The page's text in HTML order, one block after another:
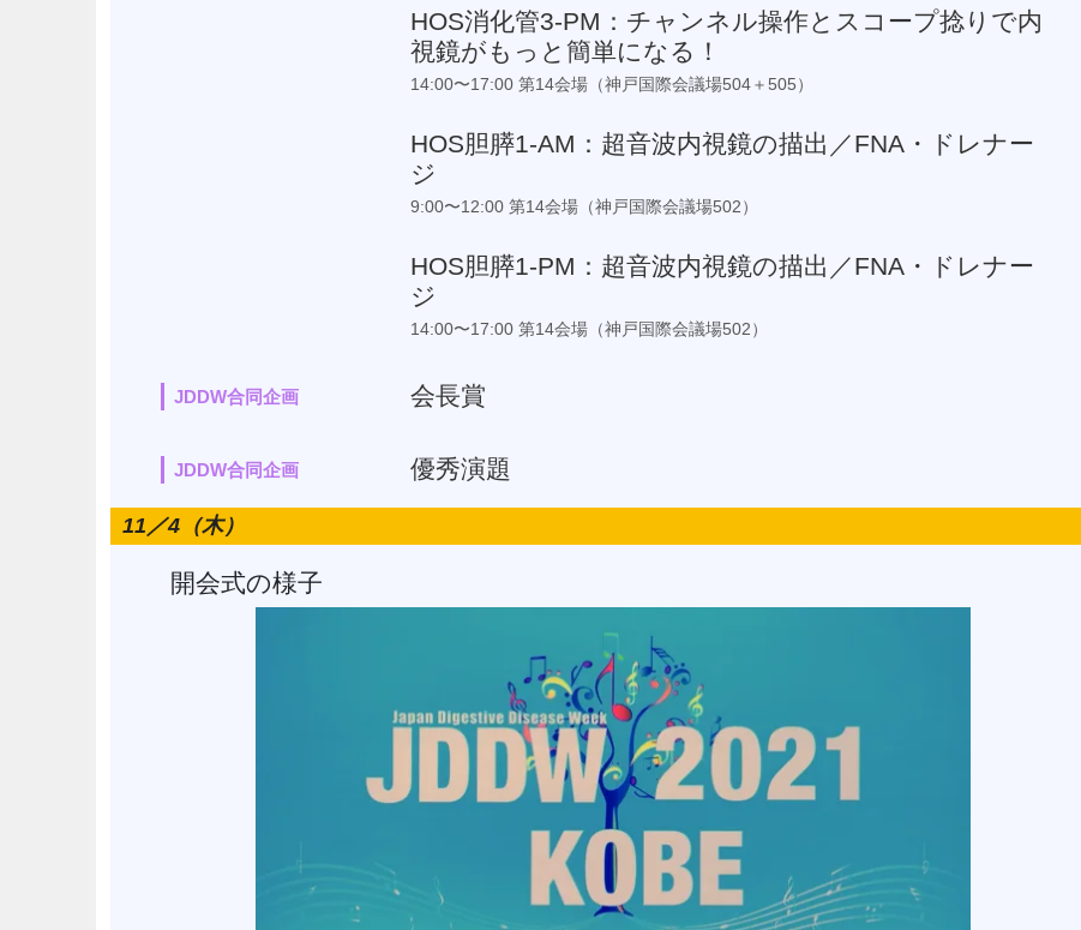
HOS消化管3-PM：チャンネル操作とスコープ捻りで内
視鏡がもっと簡単になる！
14:00〜17:00 第14会場（神戸国際会議場504＋505）
HOS胆膵1-AM：超音波内視鏡の描出／FNA・ドレナー
ジ
9:00〜12:00 第14会場（神戸国際会議場502）
HOS胆膵1-PM：超音波内視鏡の描出／FNA・ドレナー
ジ
14:00〜17:00 第14会場（神戸国際会議場502）
JDDW合同企画 会長賞
JDDW合同企画 優秀演題
11／4（木）
開会式の様子